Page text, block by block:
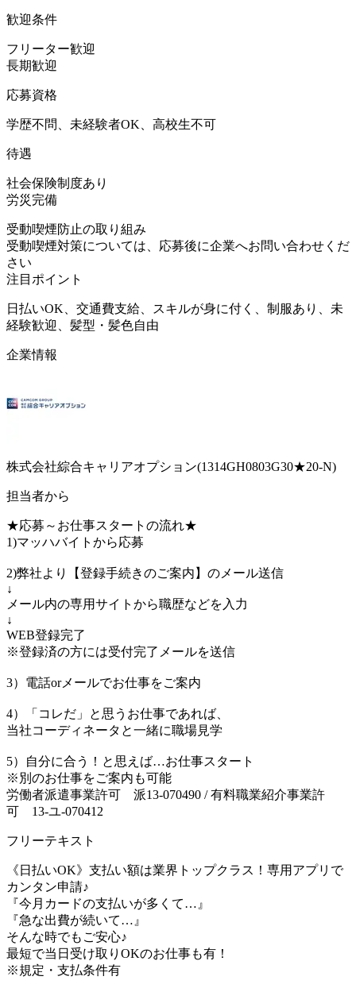
歓迎条件
フリーター歓迎
長期歓迎
応募資格
学歴不問、未経験者OK、高校生不可
待遇
社会保険制度あり
労災完備
受動喫煙防止の取り組み
受動喫煙対策については、応募後に企業へお問い合わせくだ
さい
注目ポイント
日払いOK、交通費支給、スキルが身に付く、制服あり、未
経験歓迎、髪型・髪色自由
企業情報
株式会社綜合キャリアオプション(1314GH0803G30★20-N)
担当者から
★応募～お仕事スタートの流れ★
1)マッハバイトから応募
2)弊社より【登録手続きのご案内】のメール送信
↓
メール内の専用サイトから職歴などを入力
↓
WEB登録完了
※登録済の方には受付完了メールを送信
3）電話orメールでお仕事をご案内
4）「コレだ」と思うお仕事であれば、
当社コーディネータと一緒に職場見学
5）自分に合う！と思えば…お仕事スタート
※別のお仕事をご案内も可能
労働者派遣事業許可 派13-070490 / 有料職業紹介事業許
可 13-ユ-070412
フリーテキスト
《日払いOK》支払い額は業界トップクラス！専用アプリで
カンタン申請♪
『今月カードの支払いが多くて…』
『急な出費が続いて…』
そんな時でもご安心♪
最短で当日受け取りOKのお仕事も有！
※規定・支払条件有